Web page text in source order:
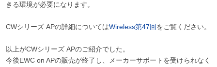
きる環境が必要になります。
CWシリーズ APの詳細についてはWireless第47回をご覧ください。
以上がCWシリーズ APのご紹介でした。
今後EWC on APの販売が終了し、メーカーサポートを受けられなく